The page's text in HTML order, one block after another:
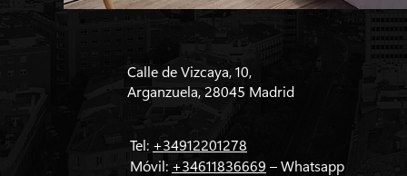
Calle de Vizcaya, 10,
Arganzuela, 28045 Madrid
Tel: +34912201278
Móvil: +34611836669 – Whatsapp